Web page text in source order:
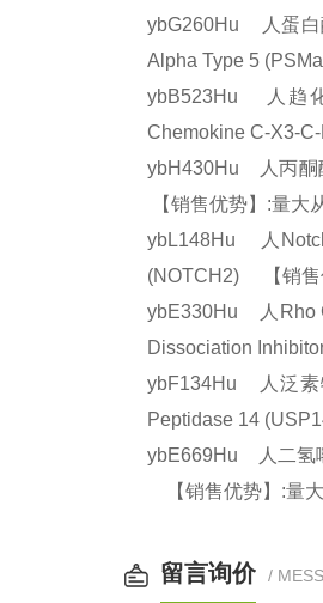
ybG260Hu 人蛋白
Alpha Type 5
ybB523Hu 人趋
Chemokine C-X3-
ybH430Hu 人丙酮
【销售优势】:量
ybL148Hu 人
(NOTCH2) 【销售
ybE330Hu 人Rho
Dissociation
ybF134Hu 人泛素
Peptidase 14
ybE669Hu 人二氢
【销售优势】:量
留言询价 /